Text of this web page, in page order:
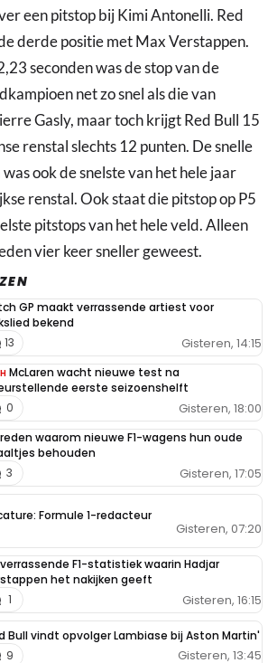
een pitstop bij Kimi Antonelli. Red
derde positie met Max Verstappen.
seconden was de stop van de
net zo snel als die van
Gasly, maar toch krijgt Red Bull 15
renstal slechts 12 punten. De snelle
ook de snelste van het hele jaar
renstal. Ook staat die pitstop op P5
pitstops van het hele veld. Alleen
vier keer sneller geweest.
GP maakt verrassende artiest voor
bekend
Gisteren, 14:15
13
McLaren wacht nieuwe test na
eerste seizoenshelft
Gisteren, 18:00
0
waarom nieuwe F1-wagens hun oude
behouden
Gisteren, 17:05
3
Formule 1-redacteur
Gisteren, 07:20
F1-statistiek waarin Hadjar
het nakijken geeft
Gisteren, 16:15
1
Bull vindt opvolger Lambiase bij Aston Martin'
Gisteren, 13:45
9